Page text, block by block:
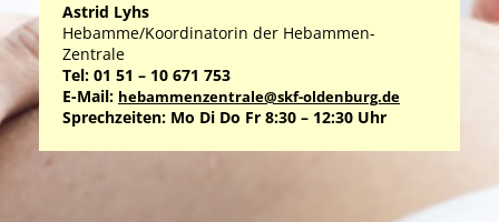
Astrid Lyhs
Hebamme/Koordinatorin der Hebammen-
Zentrale
Tel: 01 51 – 10 671 753
E-Mail: hebammenzentrale@skf-oldenburg.de
Sprechzeiten: Mo Di Do Fr 8:30 – 12:30 Uhr